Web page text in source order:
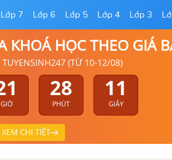
Lớp 7 Lớp 6 Lớp 5 Lớp 4 Lớp 3
HỌC THEO GIÁ
(TỪ 10-12/08)
GIỜ
28
PHÚT
10
GIÂY
XEM CHI TIẾT